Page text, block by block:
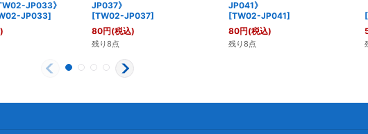
JP033》
JP033]
JP037》
[TW02-JP037]
80円(税込)
残り8点
JP041》
[TW02-JP041]
80円(税込)
残り8点
[